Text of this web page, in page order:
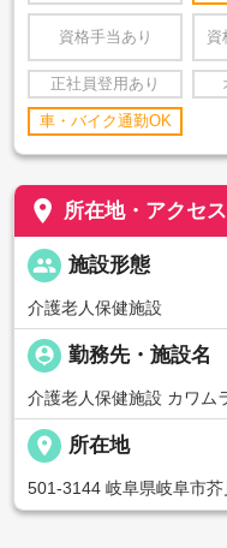
資格手当あり 資
正社員登用あり
車・バイク通勤OK
place 所在地・アクセス
people 施設形態
介護老人保健施設
person_pin 勤務先・施設名
介護老人保健施設 カワム
place 所在地
501-3144 岐阜県岐阜市